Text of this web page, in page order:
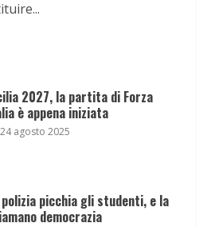
2027, la partita di Forza
è appena iniziata
24 agosto 2025
polizia picchia gli studenti, e la
democrazia